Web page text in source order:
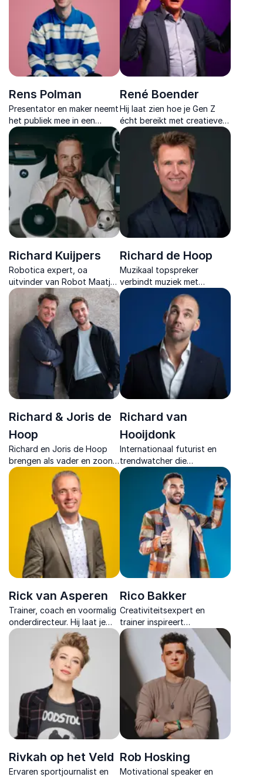
teambuilding en leiderschap.
Rens Polman
Presentator en maker neemt
het publiek mee in een
persoonlijk verhaal over
erkenning, balans en
innerlijke rust met
inspirerende inzichten.
René Boender
Hij laat zien hoe je Gen Z
écht bereikt met creatieve
communicatie en
strategische inzichten die
merken en teams
toekomstbestendig maken.
Richard Kuijpers
Robotica expert, oa
uitvinder van Robot Maatje
die met humanoïden en
quadrupeds laat zien hoe
robots organisaties
veranderen.
Richard de Hoop
Muzikaal topspreker
verbindt muziek met
teamdynamiek en laat teams
als een orkest samenwerken,
energiek en altijd praktisch
toepasbaar.
Richard & Joris de
Hoop
Richard en Joris de Hoop
brengen als vader en zoon
een unieke muzikale keynote
over generatieverschillen,
samenwerking en
Richard van
Hooijdonk
Internationaal futurist en
trendwatcher die
organisaties inspireert met
toekomstgerichte keynotes
over AI, innovatie en
leiderschap.
Rick van Asperen
Trainer, coach en voormalig
onderdirecteur. Hij laat je
lachen en leren met zijn
lezingen over gedrag, brein
en samenwerken.
Rico Bakker
Creativiteitsexpert en
trainer inspireert
organisaties om anders te
denken, innovatie te
versnellen en met praktische
inzichten direct betere
resultaten te behalen.
Rivkah op het Veld
Ervaren sportjournalist en
Rob Hosking
Motivational speaker en